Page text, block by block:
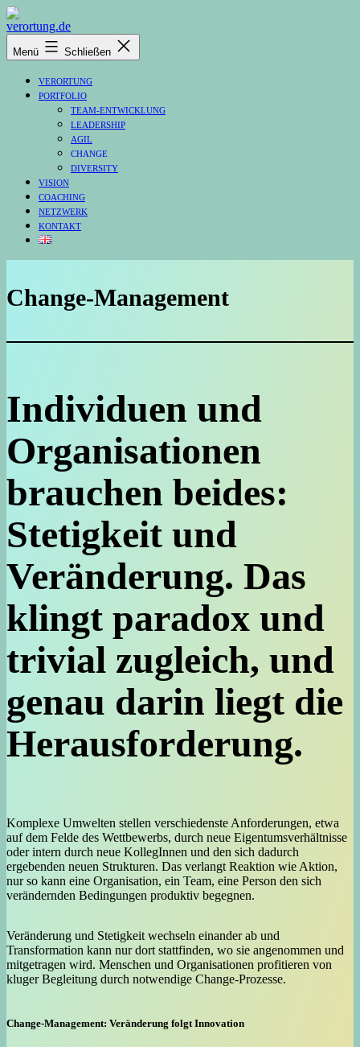
Zum
Inhalt
springen
verortung.de
Menü Schließen
VERORTUNG
PORTFOLIO
TEAM-ENTWICKLUNG
LEADERSHIP
AGIL
CHANGE
DIVERSITY
VISION
COACHING
NETZWERK
KONTAKT
Change-Management
Individuen und
Organisationen
brauchen beides:
Stetigkeit und
Veränderung. Das
klingt paradox und
trivial zugleich, und
genau darin liegt die
Herausforderung.
Komplexe Umwelten stellen verschiedenste Anforderungen, etwa
auf dem Felde des Wettbewerbs, durch neue Eigentumsverhältnisse
oder intern durch neue KollegInnen und den sich dadurch
ergebenden neuen Strukturen. Das verlangt Reaktion wie Aktion,
nur so kann eine Organisation, ein Team, eine Person den sich
verändernden Bedingungen produktiv begegnen.
Veränderung und Stetigkeit wechseln einander ab und
Transformation kann nur dort stattfinden, wo sie angenommen und
mitgetragen wird. Menschen und Organisationen profitieren von
kluger Begleitung durch notwendige Change-Prozesse.
Change-Management: Veränderung folgt Innovation